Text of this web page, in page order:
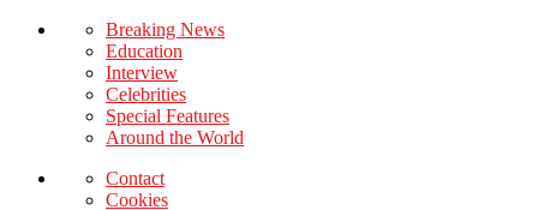
Breaking News
Education
Interview
Celebrities
Special Features
Around the World
Contact
Cookies